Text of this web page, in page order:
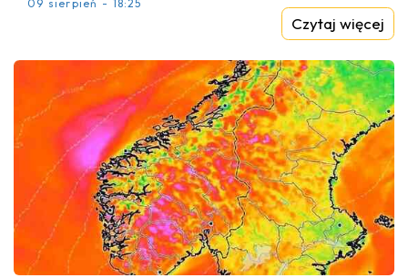
09 sierpień - 18:25
Czytaj więcej